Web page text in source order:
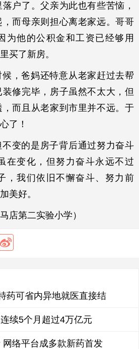
户了。父亲为此也有些苦恼，
而母亲则担心离老家远。哥哥
为他的公积金和工资已经够用
买了新房。
，爸妈还特意从老家赶过去帮
修完毕，房子虽然不太大，但
而且从老家到市里并不远。于
了！
变的是房子背后通过努力奋斗
在变化，但努力奋斗永远不过
，我们依旧不懈奋斗、努力前
美好。
店第二实验小学）
药可省内异地就医直接结
续5个月超过4万亿元
络平台成多款新药首发